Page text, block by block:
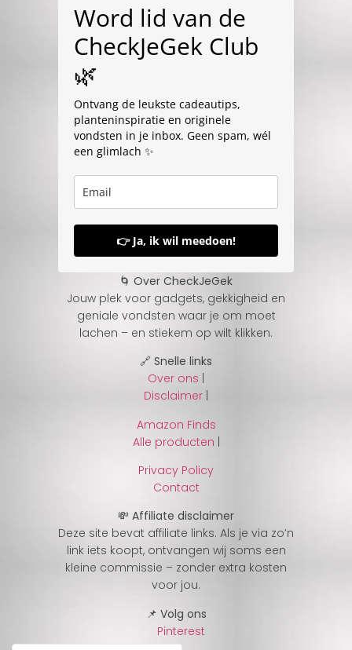
Word lid van de
CheckJeGek Club
🌿
Ontvang de leukste cadeautips,
planteninspiratie en originele
vondsten in je inbox. Geen spam, wél
een glimlach ✨
👉 Ja, ik wil meedoen!
🌀 Over CheckJeGek
Jouw plek voor gadgets, gekkigheid en
geniale vondsten waar je om moet
lachen – en stiekem op wilt klikken.
🔗 Snelle links
Over ons
Disclaimer
Amazon Finds
Alle producten |
Privacy Policy
Contact
💸 Affiliate disclaimer
Deze site bevat affiliate links. Als je via zo’n
link iets koopt, ontvangen wij soms een
kleine commissie – zonder extra kosten
voor jou.
📌 Volg ons
Pinterest